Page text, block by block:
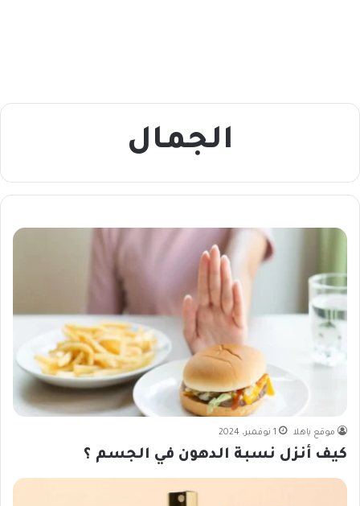
الجمال
موقع ياهلا 1 نوفمبر، 2024
كيف أنزل نسبة الدهون في الجسم ؟